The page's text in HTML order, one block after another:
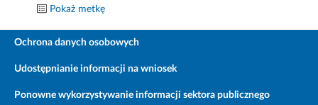
Pokaż metkę
Ochrona danych osobowych
Udostępnianie informacji na wniosek
Ponowne wykorzystywanie informacji sektora publicznego